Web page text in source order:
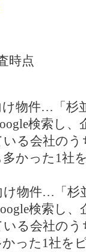
時点
け物件…「
検索し、
る会社のう
かった1社
け物件…「
検索し、
る会社のう
った1社を